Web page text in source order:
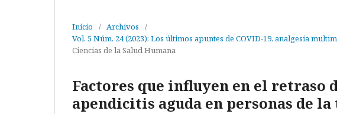
Inicio / Archivos
/
Vol. 5 Núm. 24 (2023): Los últimos apuntes de COVID-19, analgesia
Ciencias de la Salud Humana
Factores que influyen en el retraso
apendicitis aguda en personas de la